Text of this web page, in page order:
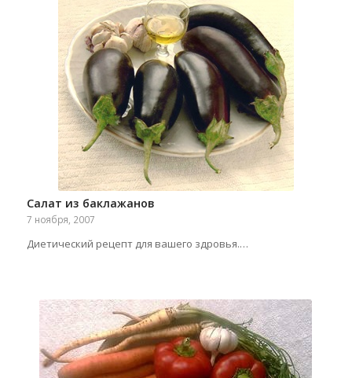
Салат из баклажанов
7 ноября, 2007
Диетический рецепт для вашего здровья.…